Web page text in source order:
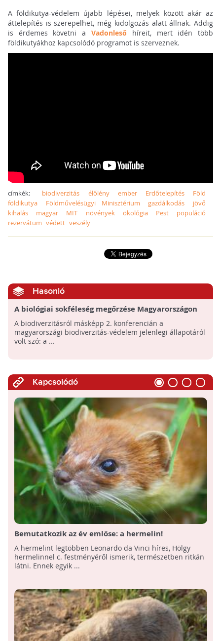
A földikutya-védelem újabb lépései, melyek között akár az
áttelepítés is szerepelhet, még kidolgozás alatt állnak. Addig
is érdemes követni a Vadonleső híreit, mert idén több
földikutyákhoz kapcsolódó programot is szerveznek.
címkék: biodiverzitás élőlény ember Erdőtelepítés
Föld
földikutya
Földművelésügyi Minisztérium gazdálkodás
jövő
kihalás
magyar MIT növények ökológia Pest
populáció
rezervátum védett veszély
Hasonló
A biológiai sokféleség megőrzése Magyarországon
A biodiverzitásról másképp 2. konferencián a
magyarországi biodiverzitás-védelem jelenlegi állapotáról
volt szó: a ...
Kapcsolódó
Bemutatkozik az év emlőse: a hermelin!
A hermelint legtöbben Leonardo da Vinci híres, Hölgy
hermelinnel c. festményéről ismerik, természetben ritkán
látni. Ennek egyik ...